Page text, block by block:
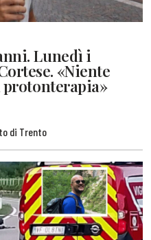
Lunedì i
«Niente
di Trento